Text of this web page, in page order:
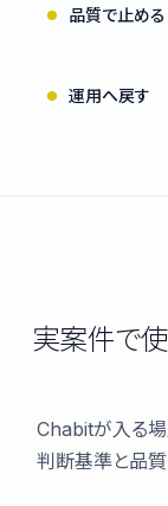
品質で止める
運用へ戻す
実案件で
Chabitが入る場
判断基準と品質